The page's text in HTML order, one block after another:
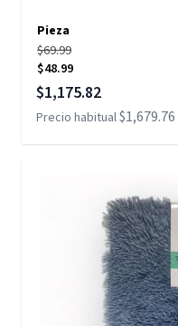
Pieza
$69.99
$48.99
Precio especial
$1,175.82
Precio habitual$1,679.76